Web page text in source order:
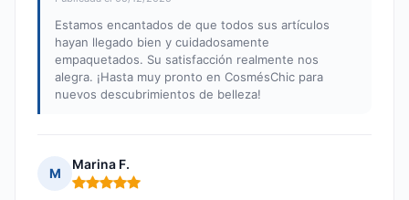
Estamos encantados de que todos sus artículos
hayan llegado bien y cuidadosamente
empaquetados. Su satisfacción realmente nos
alegra. ¡Hasta muy pronto en CosmésChic para
nuevos descubrimientos de belleza!
M
Marina F.
Nota: 5 de 5